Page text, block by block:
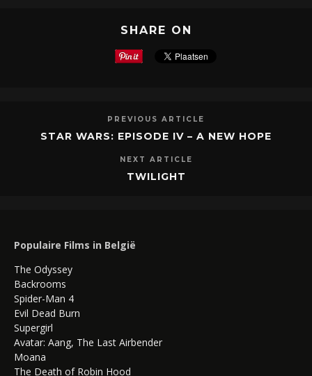
SHARE ON
PREVIOUS ARTICLE
STAR WARS: EPISODE IV – A NEW HOPE
NEXT ARTICLE
TWILIGHT
Populaire Films in België
The Odyssey
Backrooms
Spider-Man 4
Evil Dead Burn
Supergirl
Avatar: Aang, The Last Airbender
Moana
The Death of Robin Hood